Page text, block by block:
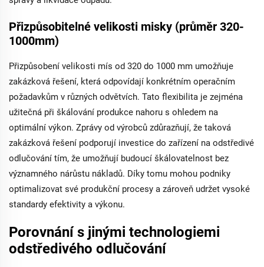
Přizpůsobitelné velikosti misky (průměr 320-
1000mm)
Přizpůsobení velikosti mís od 320 do 1000 mm umožňuje
zakázková řešení, která odpovídají konkrétním operačním
požadavkům v různých odvětvích. Tato flexibilita je zejména
užitečná při škálování produkce nahoru s ohledem na
optimální výkon. Zprávy od výrobců zdůrazňují, že taková
zakázková řešení podporují investice do zařízení na odstředivé
odlučování tím, že umožňují budoucí škálovatelnost bez
významného nárůstu nákladů. Díky tomu mohou podniky
optimalizovat své produkční procesy a zároveň udržet vysoké
standardy efektivity a výkonu.
Porovnání s jinými technologiemi
odstředivého odlučování